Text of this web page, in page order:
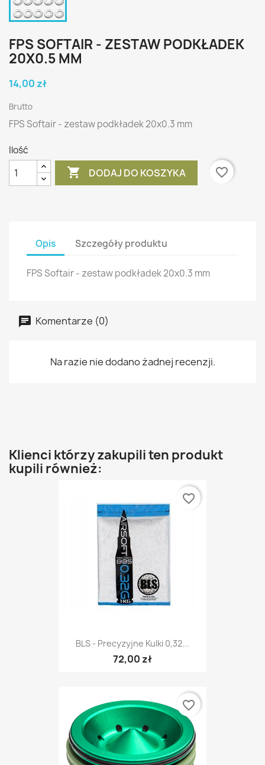
FPS SOFTAIR - ZESTAW PODKŁADEK
20X0.5 MM
14,00 zł
Brutto
FPS Softair - zestaw podkładek 20x0.3 mm
Ilość
 DODAJ DO KOSZYKA favorite_border
Opis Szczegóły produktu
FPS Softair - zestaw podkładek 20x0.3 mm
Komentarze (0)
Na razie nie dodano żadnej recenzji.
Klienci którzy zakupili ten produkt
kupili również:
BLS - Precyzyjne Kulki 0,32...
72,00 zł
favorite_border
favorite_border